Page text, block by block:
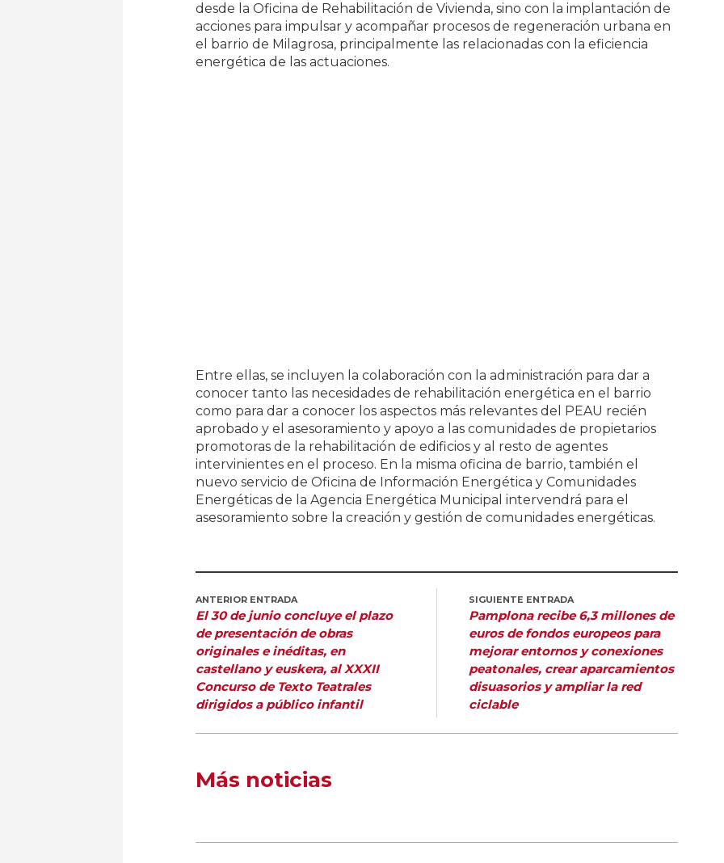
desde la Oficina de Rehabilitación de Vivienda, sino con la implantación de
acciones para impulsar y acompañar procesos de regeneración urbana en
el barrio de Milagrosa, principalmente las relacionadas con la eficiencia
energética de las actuaciones.
Entre ellas, se incluyen la colaboración con la administración para dar a
conocer tanto las necesidades de rehabilitación energética en el barrio
como para dar a conocer los aspectos más relevantes del PEAU recién
aprobado y el asesoramiento y apoyo a las comunidades de propietarios
promotoras de la rehabilitación de edificios y al resto de agentes
intervinientes en el proceso. En la misma oficina de barrio, también el
nuevo servicio de Oficina de Información Energética y Comunidades
Energéticas de la Agencia Energética Municipal intervendrá para el
asesoramiento sobre la creación y gestión de comunidades energéticas.
ANTERIOR ENTRADA
El 30 de junio concluye el plazo
de presentación de obras
originales e inéditas, en
castellano y euskera, al XXXII
Concurso de Texto Teatrales
dirigidos a público infantil
SIGUIENTE ENTRADA
Pamplona recibe 6,3 millones de
euros de fondos europeos para
mejorar entornos y conexiones
peatonales, crear aparcamientos
disuasorios y ampliar la red
ciclable
Más noticias